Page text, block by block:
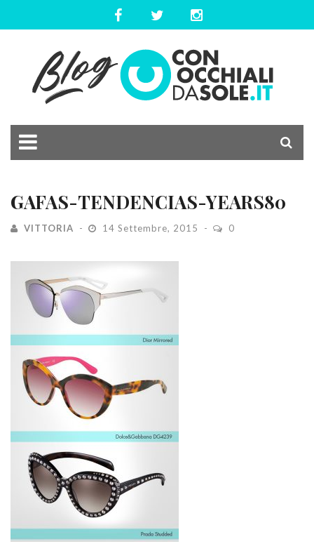
GAFAS-TENDENCIAS-YEARS80
VITTORIA 14 Settembre, 2015 0